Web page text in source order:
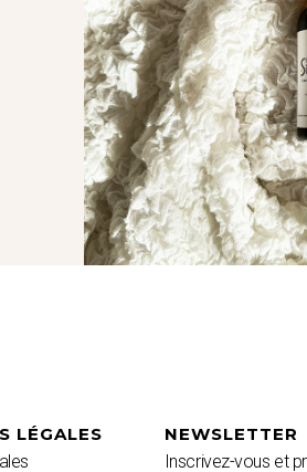
LÉGALES
NEWSLETTER
Inscrivez-vous et